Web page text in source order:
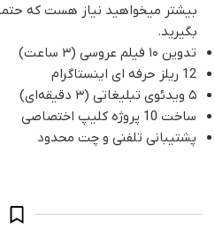
بیشتر میخواهید نیاز هست که
بگیرید.
تدوین ۱۰ فیلم عروسی (۳ ساعت)
ساخت 10 پروژه کلیپ اختصاصی
پشتیبانی تلفنی و چت محدود